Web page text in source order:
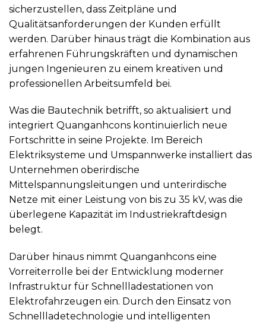
sicherzustellen, dass Zeitpläne und
Qualitätsanforderungen der Kunden erfüllt
werden. Darüber hinaus trägt die Kombination aus
erfahrenen Führungskräften und dynamischen
jungen Ingenieuren zu einem kreativen und
professionellen Arbeitsumfeld bei.
Was die Bautechnik betrifft, so aktualisiert und
integriert Quanganhcons kontinuierlich neue
Fortschritte in seine Projekte. Im Bereich
Elektriksysteme und Umspannwerke installiert das
Unternehmen oberirdische
Mittelspannungsleitungen und unterirdische
Netze mit einer Leistung von bis zu 35 kV, was die
überlegene Kapazität im Industriekraftdesign
belegt.
Darüber hinaus nimmt Quanganhcons eine
Vorreiterrolle bei der Entwicklung moderner
Infrastruktur für Schnellladestationen von
Elektrofahrzeugen ein. Durch den Einsatz von
Schnellladetechnologie und intelligenten